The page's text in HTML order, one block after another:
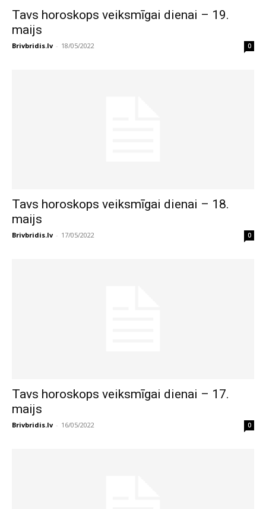
Tavs horoskops veiksmīgai dienai – 19.
maijs
Brivbridis.lv - 18/05/2022 0
Tavs horoskops veiksmīgai dienai – 18.
maijs
Brivbridis.lv - 17/05/2022 0
Tavs horoskops veiksmīgai dienai – 17.
maijs
Brivbridis.lv - 16/05/2022 0